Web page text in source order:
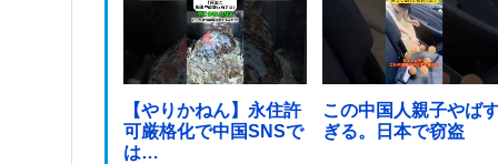
【やりかねん】永住許
可厳格化で中国SNSで
は…
この中国人親子やば
ぎる。日本で窃盗